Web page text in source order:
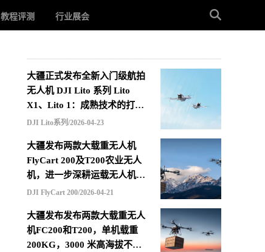
教程评测 行业展会
大疆正式发布全新入门级航拍
无人机 DJI Lito 系列 Lito
X1、Lito 1：成熟技术的打包
重组，更低价格的选择
DJI Lito系列/2026-04-23
大疆发布两款大载重无人机
FlyCart 200及T200农业无人
机，进一步深耕运载无人机市
场
DJI FlyCart 200/2026-04-21
大疆发布发布两款大载重无人
机FC200和T200，单机载重
200KG，3000 米高海拔不减